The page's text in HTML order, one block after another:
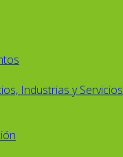
Industrias y Servicios